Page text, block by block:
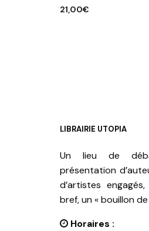
21,00€
LIBRAIRIE UTOPIA
Un lieu de
présentation
d’artistes
bref, un « bouillon
Horaires :